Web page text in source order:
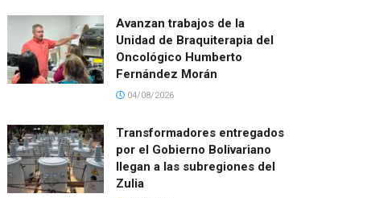
Avanzan trabajos de la
Unidad de Braquiterapia del
Oncológico Humberto
Fernández Morán
04/08/2026
Transformadores entregados
por el Gobierno Bolivariano
llegan a las subregiones del
Zulia